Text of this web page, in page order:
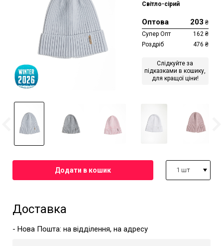
Світло-сірий
Оптова 203 ₴
Супер Опт
162 ₴
Роздріб
476 ₴
Слідкуйте за
підказками в кошику,
для кращої ціни!
1 шт
Доставка
- Нова Пошта: на відділення, на адресу